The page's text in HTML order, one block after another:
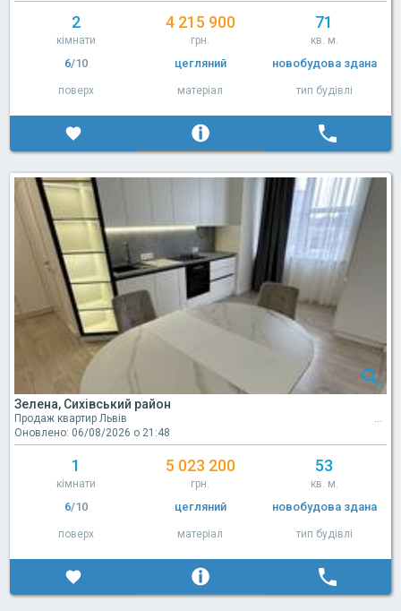
2
кімнати
4 215 900
грн.
71
кв. м.
6/10
поверх
цегляний
матеріал
новобудова здана
тип будівлі
Зелена, Сихівський район
Продаж квартир Львів
Оновлено: 06/08/2026 о 21:48
1
кімнати
5 023 200
грн.
53
кв. м.
6/10
поверх
цегляний
матеріал
новобудова здана
тип будівлі